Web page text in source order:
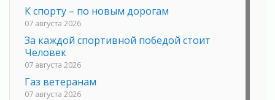
К спорту – по новым дорогам
07 августа 2026
За каждой спортивной победой стоит
Человек
07 августа 2026
Газ ветеранам
07 августа 2026